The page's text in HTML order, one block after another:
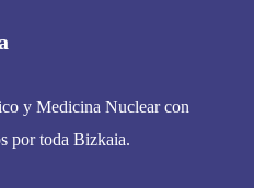
y Medicina Nuclear con
por toda Bizkaia.